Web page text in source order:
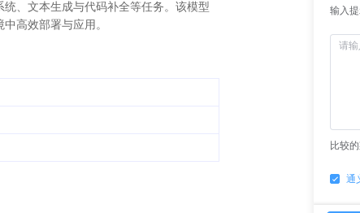
、文本生成与代码补全等任务。该模型
高效部署与应用。
输入
比较
通